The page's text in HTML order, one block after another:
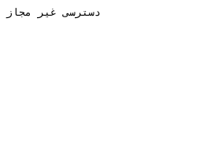
دسترسی غیر مجاز